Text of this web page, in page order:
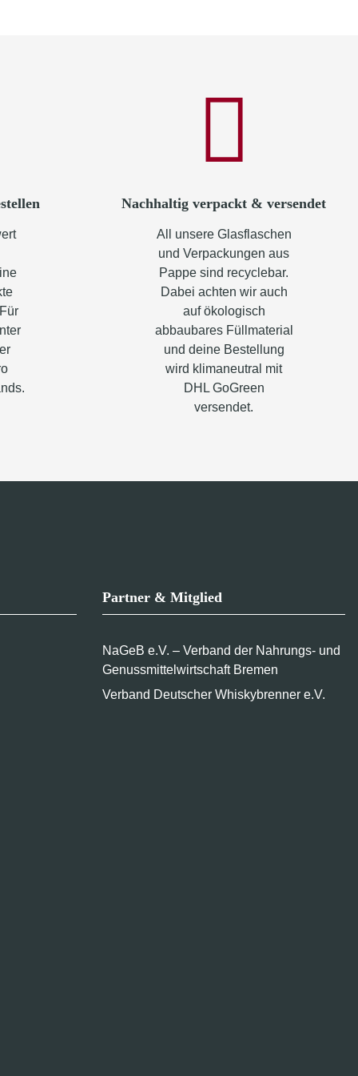
Nachhaltig verpackt & versendet
All unsere Glasflaschen
und Verpackungen aus
Pappe sind recyclebar.
Dabei achten wir auch
auf ökologisch
abbaubares Füllmaterial
und deine Bestellung
wird klimaneutral mit
DHL GoGreen
versendet.
Partner & Mitglied
NaGeB e.V. – Verband der Nahrungs- und
Genussmittelwirtschaft Bremen
Verband Deutscher Whiskybrenner e.V.